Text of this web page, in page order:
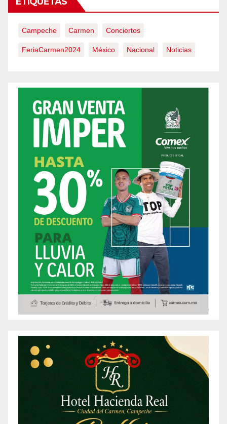
Campeche Carmen Conciertos
FeriaCarmen2024 México Nacional Noticias